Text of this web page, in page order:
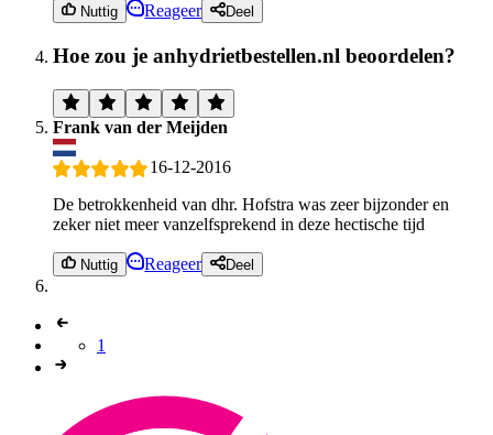
Nuttig Reageer Deel
Hoe zou je anhydrietbestellen.nl beoordelen?
Frank van der Meijden
16-12-2016
De betrokkenheid van dhr. Hofstra was zeer bijzonder en
zeker niet meer vanzelfsprekend in deze hectische tijd
Nuttig Reageer Deel
1